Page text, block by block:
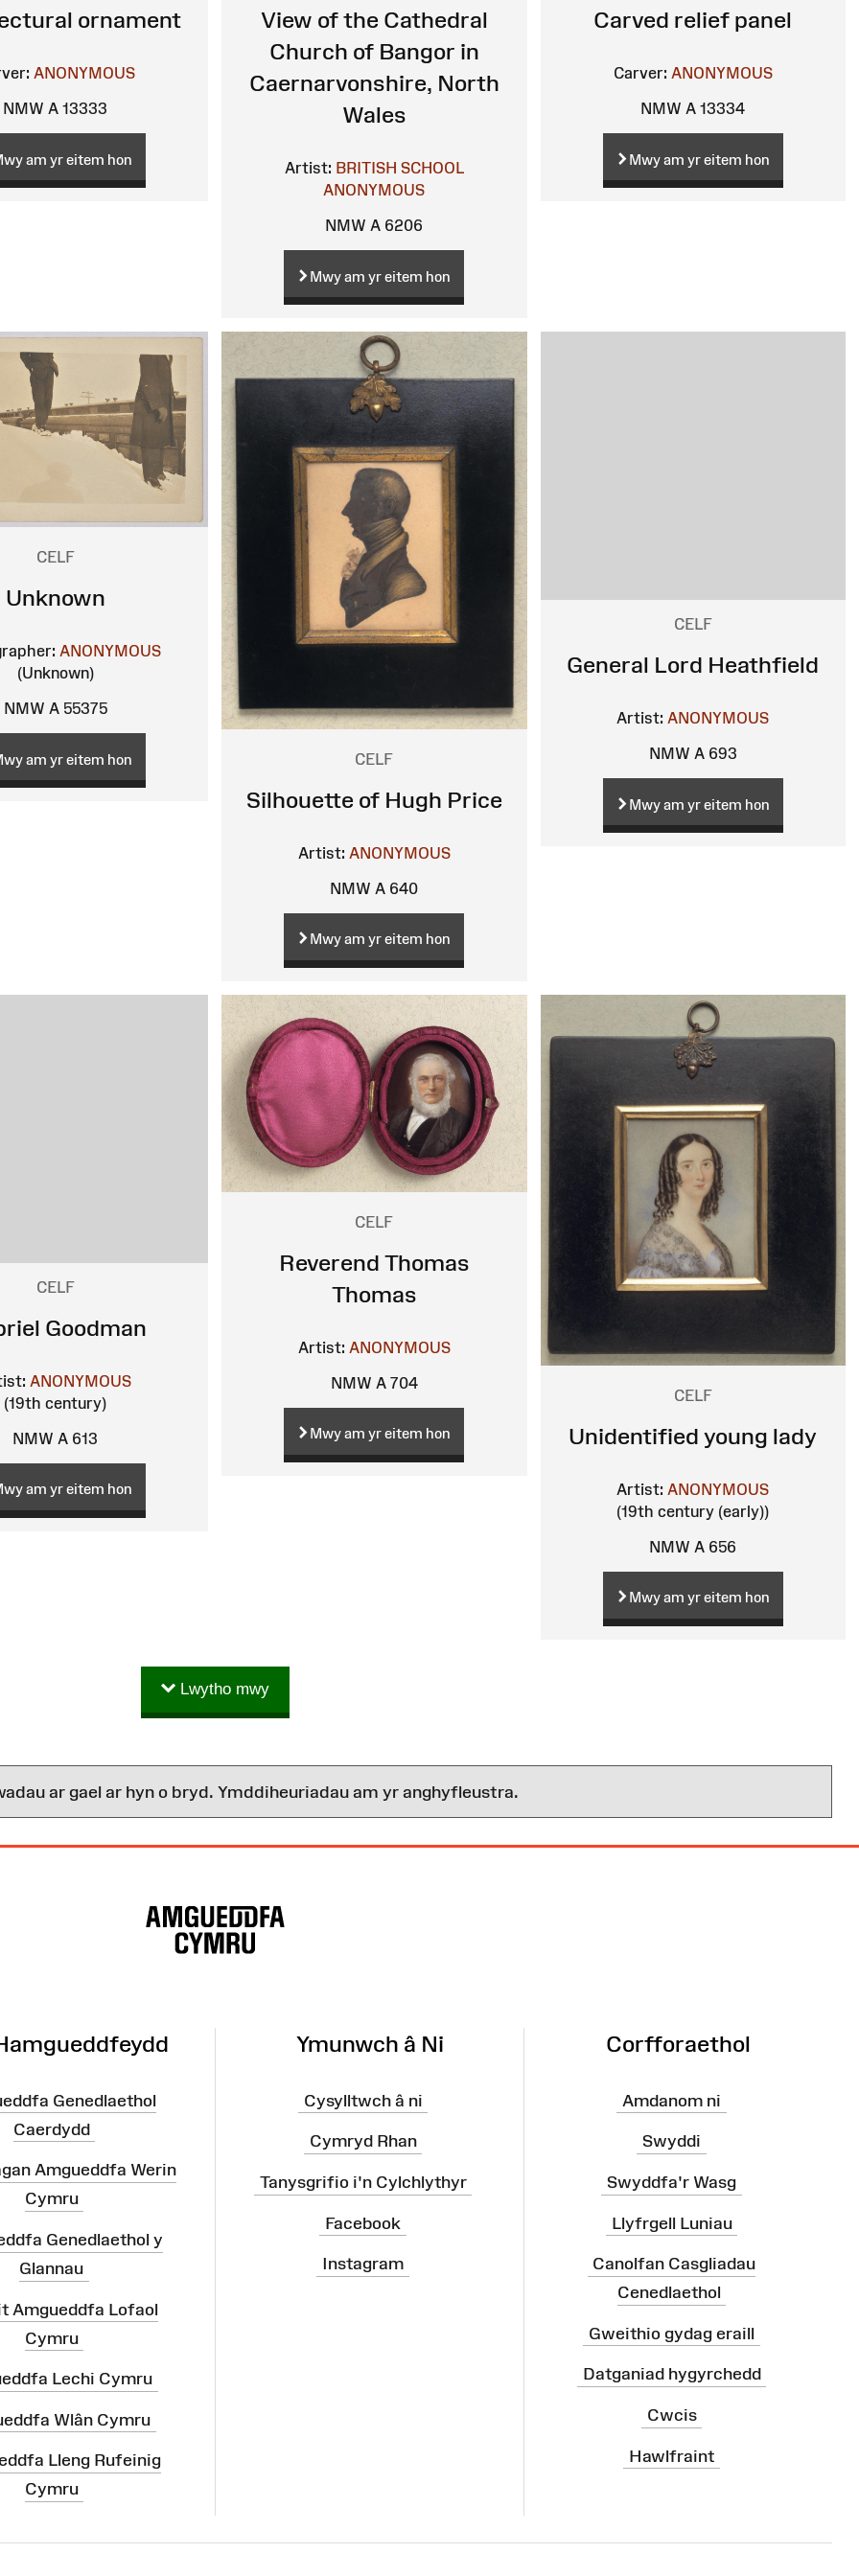
ornament
ANONYMOUS
NMW A 13333
am yr eitem hon
View of the Cathedral
Church of Bangor in
Caernarvonshire, North
Wales
Artist: BRITISH SCHOOL
ANONYMOUS
NMW A 6206
Mwy am yr eitem hon
Carved relief panel
Carver: ANONYMOUS
NMW A 13334
Mwy am yr eitem hon
CELF
Unknown
ANONYMOUS
(Unknown)
NMW A 55375
am yr eitem hon CELF
Silhouette of Hugh Price
Artist: ANONYMOUS
NMW A 640
Mwy am yr eitem hon
CELF
General Lord Heathfield
Artist: ANONYMOUS
NMW A 693
Mwy am yr eitem hon
CELF
Goodman
ANONYMOUS
(19th century)
NMW A 613
am yr eitem hon
CELF
Reverend Thomas
Thomas
Artist: ANONYMOUS
NMW A 704
Mwy am yr eitem hon
CELF
Unidentified young lady
Artist: ANONYMOUS
(19th century (early))
NMW A 656
Mwy am yr eitem hon
Lwytho mwy
ar gael ar hyn o bryd. Ymddiheuriadau am yr anghyfleustra.
Genedlaethol
Caerdydd
Amgueddfa Werin
Cymru
Genedlaethol y
Glannau
Amgueddfa Lofaol
Cymru
Lechi Cymru
Wlân Cymru
Lleng Rufeinig
Cymru
Ymunwch â Ni
Cysylltwch â ni
Cymryd Rhan
Tanysgrifio i'n Cylchlythyr
Facebook
Instagram
Corfforaethol
Amdanom ni
Swyddi
Swyddfa'r Wasg
Llyfrgell Luniau
Canolfan Casgliadau
Cenedlaethol
Gweithio gydag eraill
Datganiad hygyrchedd
Cwcis
Hawlfraint